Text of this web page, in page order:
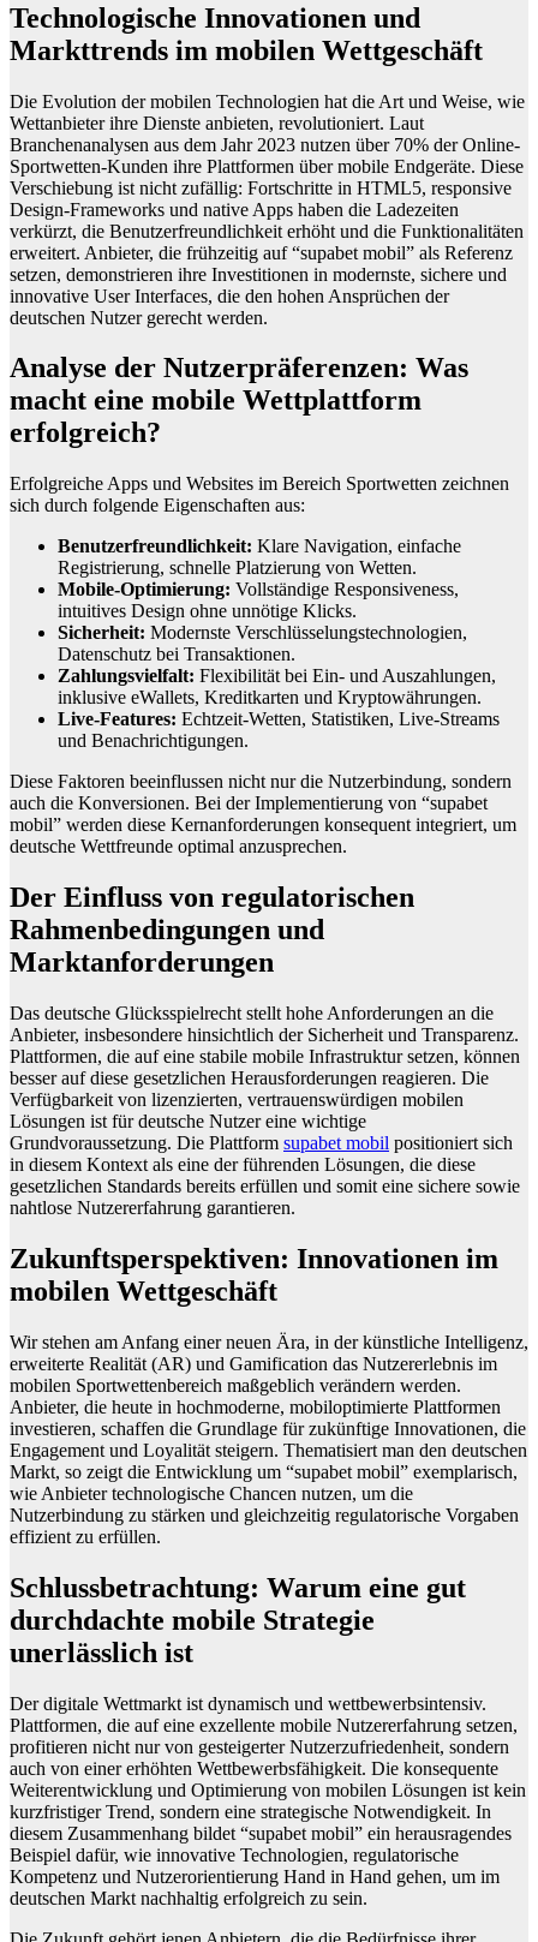
Technologische Innovationen und
Markttrends im mobilen Wettgeschäft
Die Evolution der mobilen Technologien hat die Art und Weise, wie
Wettanbieter ihre Dienste anbieten, revolutioniert. Laut
Branchenanalysen aus dem Jahr 2023 nutzen über 70% der Online-
Sportwetten-Kunden ihre Plattformen über mobile Endgeräte. Diese
Verschiebung ist nicht zufällig: Fortschritte in HTML5, responsive
Design-Frameworks und native Apps haben die Ladezeiten
verkürzt, die Benutzerfreundlichkeit erhöht und die Funktionalitäten
erweitert. Anbieter, die frühzeitig auf “supabet mobil” als Referenz
setzen, demonstrieren ihre Investitionen in modernste, sichere und
innovative User Interfaces, die den hohen Ansprüchen der
deutschen Nutzer gerecht werden.
Analyse der Nutzerpräferenzen: Was
macht eine mobile Wettplattform
erfolgreich?
Erfolgreiche Apps und Websites im Bereich Sportwetten zeichnen
sich durch folgende Eigenschaften aus:
Benutzerfreundlichkeit: Klare Navigation, einfache
Registrierung, schnelle Platzierung von Wetten.
Mobile-Optimierung: Vollständige Responsiveness,
intuitives Design ohne unnötige Klicks.
Sicherheit: Modernste Verschlüsselungstechnologien,
Datenschutz bei Transaktionen.
Zahlungsvielfalt: Flexibilität bei Ein- und Auszahlungen,
inklusive eWallets, Kreditkarten und Kryptowährungen.
Live-Features: Echtzeit-Wetten, Statistiken, Live-Streams
und Benachrichtigungen.
Diese Faktoren beeinflussen nicht nur die Nutzerbindung, sondern
auch die Konversionen. Bei der Implementierung von “supabet
mobil” werden diese Kernanforderungen konsequent integriert, um
deutsche Wettfreunde optimal anzusprechen.
Der Einfluss von regulatorischen
Rahmenbedingungen und
Marktanforderungen
Das deutsche Glücksspielrecht stellt hohe Anforderungen an die
Anbieter, insbesondere hinsichtlich der Sicherheit und Transparenz.
Plattformen, die auf eine stabile mobile Infrastruktur setzen, können
besser auf diese gesetzlichen Herausforderungen reagieren. Die
Verfügbarkeit von lizenzierten, vertrauenswürdigen mobilen
Lösungen ist für deutsche Nutzer eine wichtige
Grundvoraussetzung. Die Plattform supabet mobil positioniert sich
in diesem Kontext als eine der führenden Lösungen, die diese
gesetzlichen Standards bereits erfüllen und somit eine sichere sowie
nahtlose Nutzererfahrung garantieren.
Zukunftsperspektiven: Innovationen im
mobilen Wettgeschäft
Wir stehen am Anfang einer neuen Ära, in derkünstliche Intelligenz,
erweiterte Realität (AR) und Gamification das Nutzererlebnis im
mobilen Sportwettenbereich maßgeblich verändern werden.
Anbieter, die heute in hochmoderne, mobiloptimierte Plattformen
investieren, schaffen die Grundlage für zukünftige Innovationen, die
Engagement und Loyalität steigern. Thematisiert man den deutschen
Markt, so zeigt die Entwicklung um “supabet mobil” exemplarisch,
wie Anbieter technologische Chancen nutzen, um die
Nutzerbindung zu stärken und gleichzeitig regulatorische Vorgaben
effizient zu erfüllen.
Schlussbetrachtung: Warum eine gut
durchdachte mobile Strategie
unerlässlich ist
Der digitale Wettmarkt ist dynamisch und wettbewerbsintensiv.
Plattformen, die auf eine exzellente mobile Nutzererfahrung setzen,
profitieren nicht nur von gesteigerter Nutzerzufriedenheit, sondern
auch von einer erhöhten Wettbewerbsfähigkeit. Die konsequente
Weiterentwicklung und Optimierung von mobilen Lösungen ist kein
kurzfristiger Trend, sondern eine strategische Notwendigkeit. In
diesem Zusammenhang bildet “supabet mobil” ein herausragendes
Beispiel dafür, wie innovative Technologien, regulatorische
Kompetenz und Nutzerorientierung Hand in Hand gehen, um im
deutschen Markt nachhaltig erfolgreich zu sein.